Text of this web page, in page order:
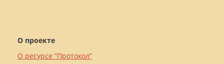
О проекте
О ресурсе “Протокол”